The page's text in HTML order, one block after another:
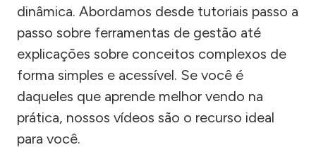
dinâmica. Abordamos desde tutoriais passo a
passo sobre ferramentas de gestão até
explicações sobre conceitos complexos de
forma simples e acessível. Se você é
daqueles que aprende melhor vendo na
prática, nossos vídeos são o recurso ideal
para você.